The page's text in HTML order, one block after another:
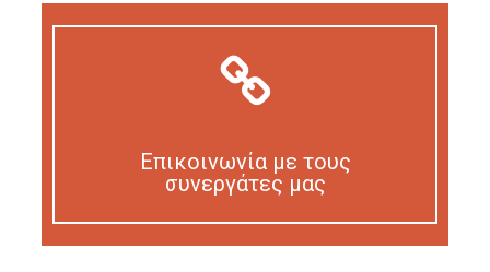
Επικοινωνία με τους
συνεργάτες μας